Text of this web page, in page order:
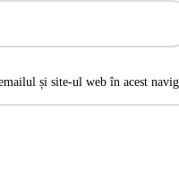
și site-ul web în acest